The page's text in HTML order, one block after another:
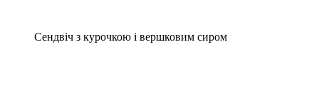
Сендвіч з курочкою і вершковим сиром